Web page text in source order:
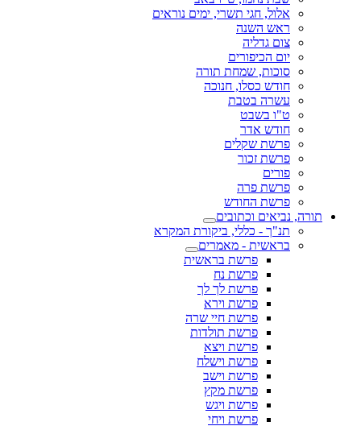
אלול, חגי תשרי, ימים נוראים
ראש השנה
צום גדליה
יום הכיפורים
סוכות, שמחת תורה
חודש כסלו, חנוכה
עשרה בטבת
ט"ו בשבט
חודש אדר
פרשת שקלים
פרשת זכור
פורים
פרשת פרה
פרשת החודש
תורה, נביאים וכתובים
תנ"ך - כללי, ביקורת המקרא
בראשית - מאמרים
פרשת בראשית
פרשת נח
פרשת לך לך
פרשת וירא
פרשת חיי שרה
פרשת תולדות
פרשת ויצא
פרשת וישלח
פרשת וישב
פרשת מקץ
פרשת ויגש
פרשת ויחי